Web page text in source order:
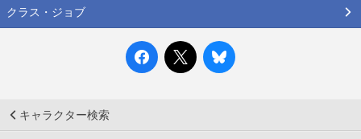
クラス・ジョブ
キャラクター検索